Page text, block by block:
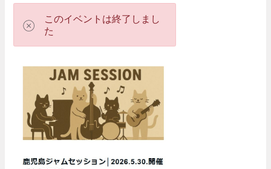
このイベントは終了しまし
た